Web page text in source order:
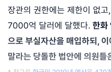
장관의 권한에는 제한이 없
7000억 달러에 달했다. 한화
으로 부실자산을 매입하되,
말라는 당돌한 법안에 의원들